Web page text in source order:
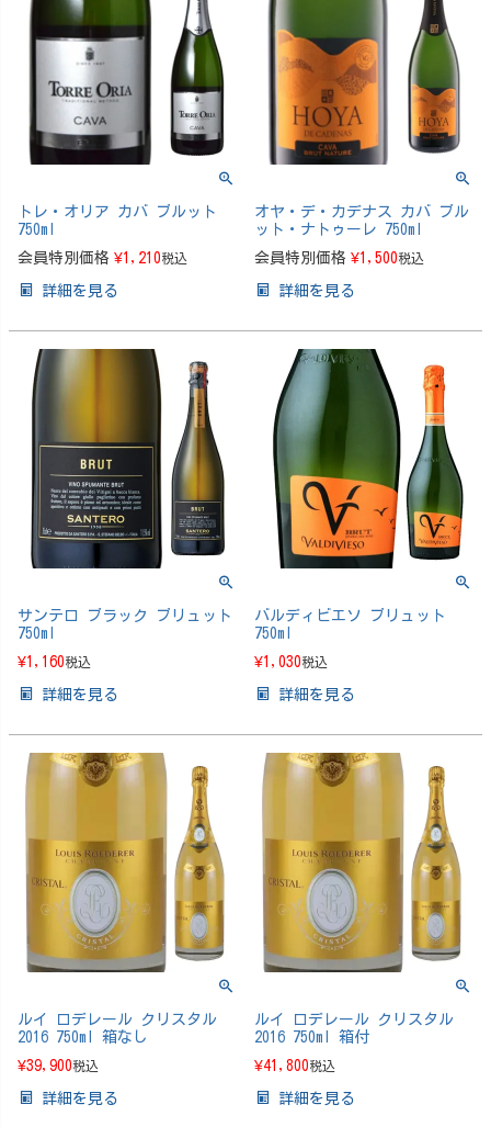
トレ・オリア カバ ブルット
750ml
会員特別価格 ¥1,210税込
詳細を見る
オヤ・デ・カデナス カバ ブル
ット・ナトゥーレ 750ml
会員特別価格 ¥1,500税込
詳細を見る
サンテロ ブラック ブリュット
750ml
¥1,160税込
詳細を見る
バルディビエソ ブリュット
750ml
¥1,030税込
詳細を見る
ルイ ロデレール クリスタル
2016 750ml 箱なし
¥39,900税込
詳細を見る
ルイ ロデレール クリスタル
2016 750ml 箱付
¥41,800税込
詳細を見る